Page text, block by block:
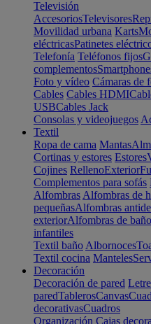
Televisión
AccesoriosTelevisores
Movilidad urbana Karts
eléctricasPatinetes
Telefonía Teléfonos fijos
complementos
Foto y vídeo Cámaras de
Cables Cables HDMI
USBCables Jack
Consolas y videojuegos
Textil
Ropa de cama Mantas
Cortinas y estores Estores
Cojines RellenoExterior
Complementos para sofás
Alfombras Alfombras de
pequeñasAlfombras
exteriorAlfombras de baño
infantiles
Textil baño Albornoces
Textil cocina Manteles
Decoración
Decoración de pared
paredTablerosCanvas
decorativasCuadros
Organización Cajas